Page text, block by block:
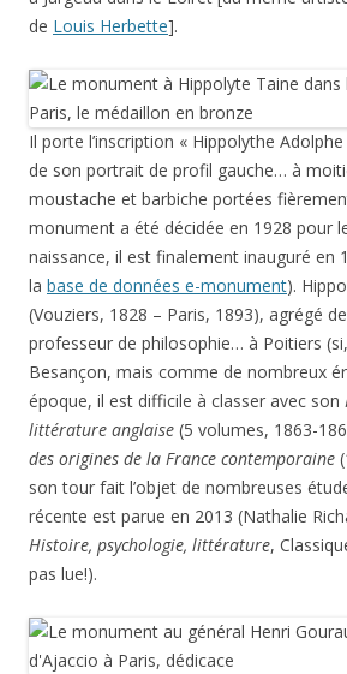
de Louis Herbette].
Il porte l’inscription « Hippolythe
de son portrait de profil gauche… à
moustache et barbiche portées
monument a été décidée en 1928 pour
naissance, il est finalement inauguré en
la base de données e-monument).
(Vouziers, 1828 – Paris, 1893), agrégé
professeur de philosophie… à Poitiers
Besançon, mais comme de nombreux
époque, il est difficile à classer avec son
littérature anglaise (5 volumes, 1863-
des origines de la France contemporaine
son tour fait l’objet de nombreuses
récente est parue en 2013 (Nathalie
Histoire, psychologie, littérature,
pas lue!).